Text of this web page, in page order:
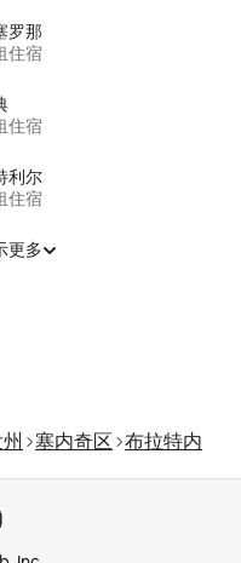
罗那
住宿
住宿
利尔
住宿
更多
塞内奇区 布拉特内